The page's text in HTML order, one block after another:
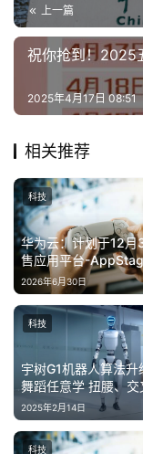
汽
车
能
源
上一篇
祝你抢到！2025
2025年4月17日 08:51
相关推荐
华为云：计划于12月
售应用平台-
2026年6月30日
科技
宇树G1机器人算法升
舞蹈任意学 扭腰、交
流水
2025年2月14日
科技
科技